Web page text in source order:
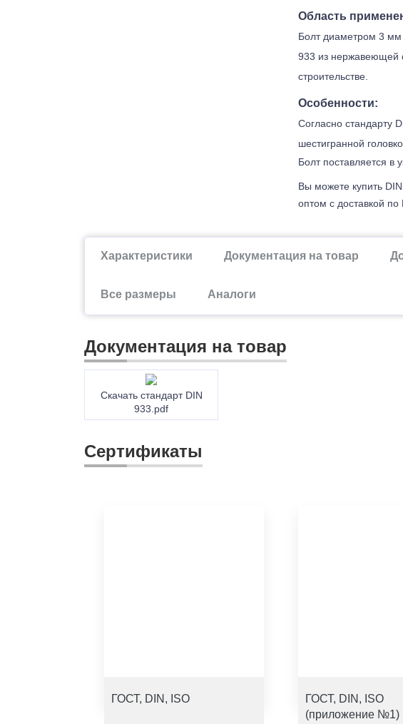
Область
Болт диаметром 3 мм
933 из нержавеющей
строительстве.
Особенности:
Согласно стандарту
шестигранной
Болт поставляется в
Вы можете купить
оптом с доставкой
Характеристики Документация на товар
Все размеры Аналоги
Документация на товар
Скачать стандарт DIN
933.pdf
Сертификаты
ГОСТ, DIN, ISO
ГОСТ, DIN, ISO
(приложение №1)